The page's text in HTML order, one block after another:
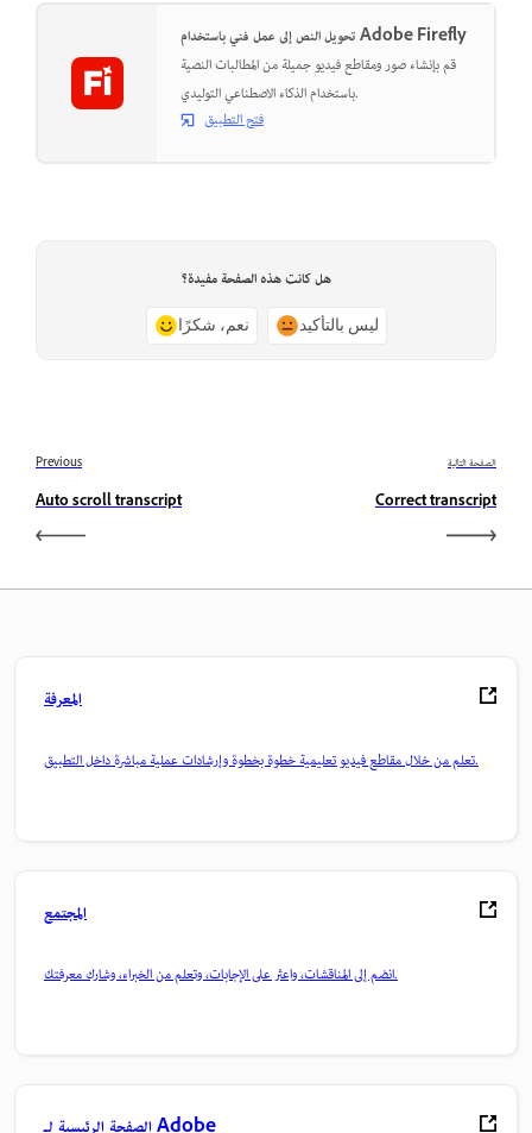
تحويل النص إلى عمل فني باستخدام Adobe Firefly
قم بإنشاء صور ومقاطع فيديو جميلة من المطالبات النصية
باستخدام الذكاء الاصطناعي التوليدي.
فتح التطبيق
هل كانت هذه الصفحة مفيدة؟
نعم، شكرًا ليس بالتأكيد
Previous
Auto scroll transcript
الصفحة التالية
Correct transcript
المعرفة
تعلم من خلال مقاطع فيديو تعليمية خطوة بخطوة وإرشادات عملية مباشرة داخل التطبيق.
المجتمع
انضم إلى المناقشات، واعثر على الإجابات، وتعلم من الخبراء، وشارك معرفتك.